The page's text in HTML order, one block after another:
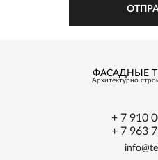
ФАСАДНЫЕ
Архитектурно
+ 7 910
+ 7 963